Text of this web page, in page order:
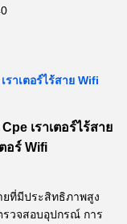
ราเตอร์ไร้สาย Wifi
เราเตอร์ไร้สาย
อร์ Wifi
ยที่มีประสิทธิภาพสูง
วจสอบอุปกรณ์ การ